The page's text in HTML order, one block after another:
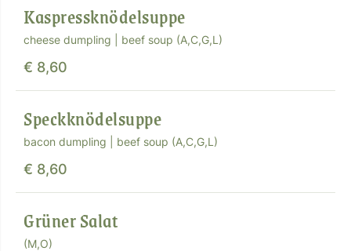
Kaspressknödelsuppe
cheese dumpling | beef soup (A,C,G,L)
€ 8,60
Speckknödelsuppe
bacon dumpling | beef soup (A,C,G,L)
€ 8,60
Grüner Salat
(M,O)